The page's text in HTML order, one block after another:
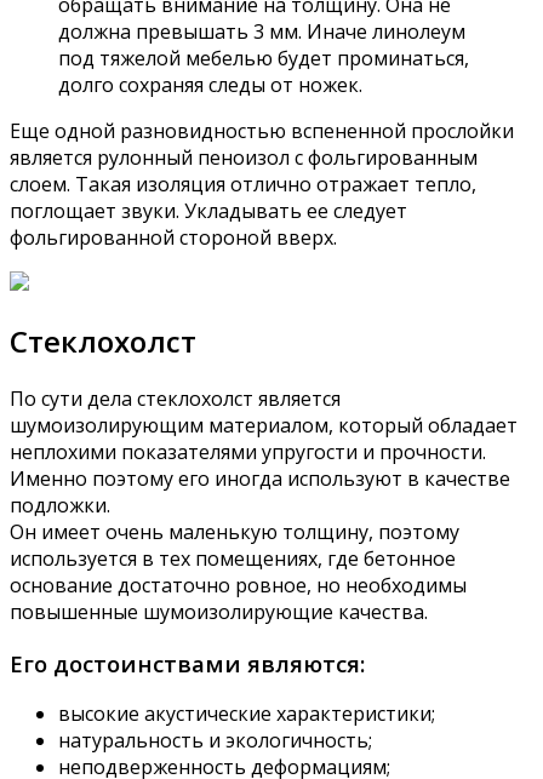
должна превышать 3 мм. Иначе линолеум
под тяжелой мебелью будет проминаться,
долго сохраняя следы от ножек.
Еще одной разновидностью вспененной прослойки
является рулонный пеноизол с фольгированным
слоем. Такая изоляция отлично отражает тепло,
поглощает звуки. Укладывать ее следует
фольгированной стороной вверх.
Стеклохолст
По сути дела стеклохолст является
шумоизолирующим материалом, который обладает
неплохими показателями упругости и прочности.
Именно поэтому его иногда используют в качестве
подложки.
Он имеет очень маленькую толщину, поэтому
используется в тех помещениях, где бетонное
основание достаточно ровное, но необходимы
повышенные шумоизолирующие качества.
Его достоинствами являются:
высокие акустические характеристики;
натуральность и экологичность;
неподверженность деформациям;